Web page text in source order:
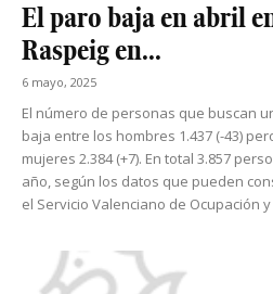
El paro baja en abril
Raspeig en...
6 mayo, 2025
El número de personas que buscan
baja entre los hombres 1.437 (-43)
mujeres 2.384 (+7). En total 3.857
año, según los datos que pueden
el Servicio Valenciano de Ocupación